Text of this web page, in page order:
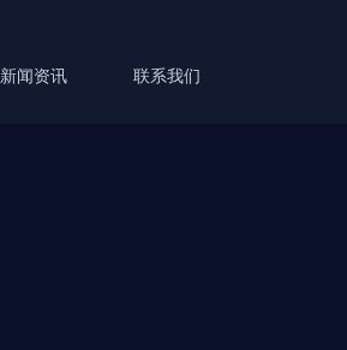
新闻资讯 联系我们